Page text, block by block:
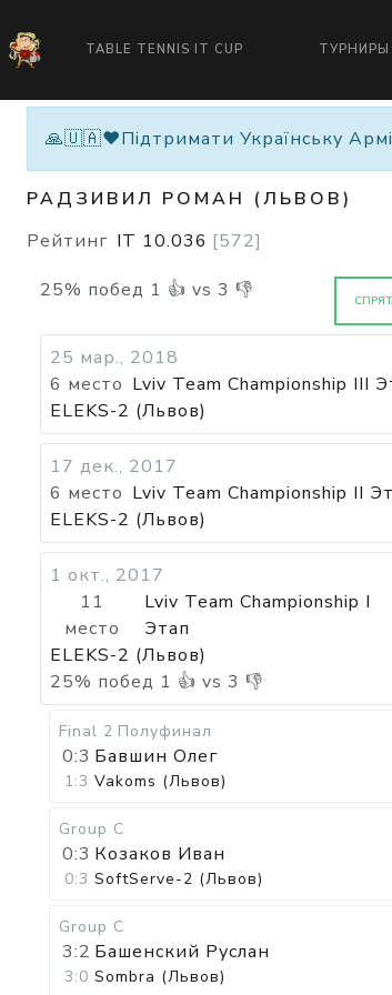
TABLE TENNIS IT CUP ТУРНИРЫ
🙏🇺🇦❤️Підтримати Українську
РАДЗИВИЛ РОМАН (ЛЬВОВ)
Рейтинг IT 10.036 [572]
25% побед 1 👍 vs 3 👎
25 мар., 2018
6 место Lviv Team Championship III
ELEKS-2 (Львов)
17 дек., 2017
6 место Lviv Team Championship II
ELEKS-2 (Львов)
1 окт., 2017
11
место
Lviv Team Championship I
Этап
ELEKS-2 (Львов)
25% побед 1 👍 vs 3 👎
Final 2 Полуфинал
0:3 Бавшин Олег
1:3 Vakoms (Львов)
Group C
0:3 Козаков Иван
0:3 SoftServe-2 (Львов)
Group C
3:2 Башенский Руслан
3:0 Sombra (Львов)